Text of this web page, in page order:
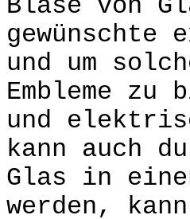
Blase von
gewünschte
und um
Embleme
und
kann auch
Glas in
werden,